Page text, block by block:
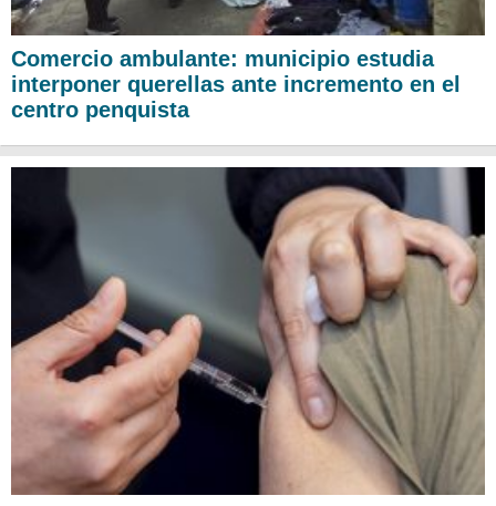
Comercio ambulante: municipio estudia
interponer querellas ante incremento en el
centro penquista